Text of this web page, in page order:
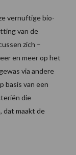
vernuftige bio-
van de
zich –
en meer op het
via andere
basis van een
die
dat maakt de